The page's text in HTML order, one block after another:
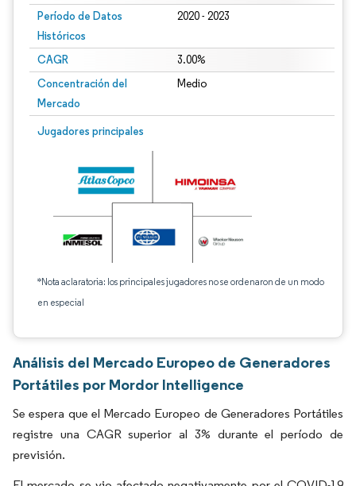
Período de Datos
Históricos
2020 - 2023
CAGR 3.00%
Concentración del
Mercado
Medio
Jugadores principales
*Nota aclaratoria: los principales jugadores no se ordenaron de un modo
en especial
Análisis del Mercado Europeo de Generadores
Portátiles por Mordor Intelligence
Se espera que el Mercado Europeo de Generadores Portátiles
registre una CAGR superior al 3% durante el período de
previsión.